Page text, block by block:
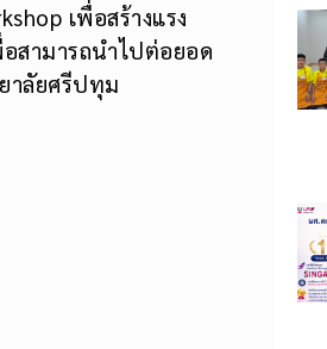
เพื่อสร้างแรง
สามารถนำไปต่อยอด
าลัยศรีปทุม